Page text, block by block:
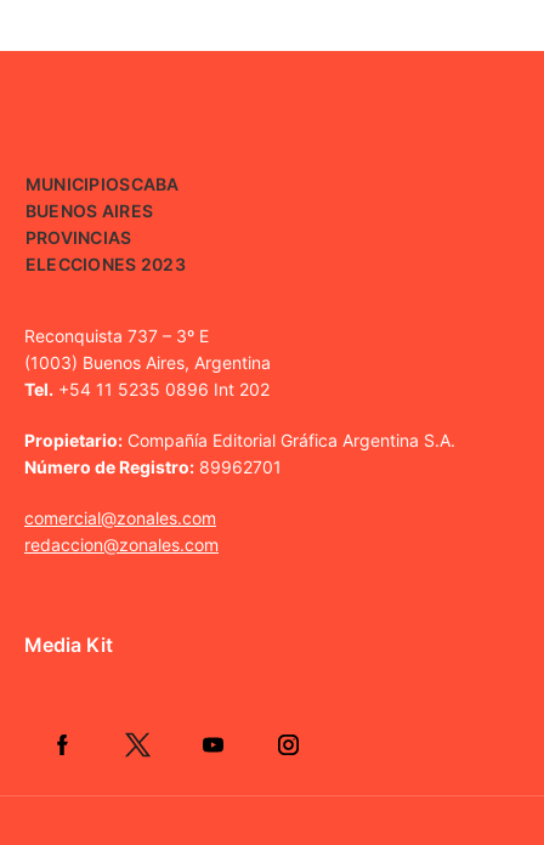
MUNICIPIOSCABA
BUENOS AIRES
PROVINCIAS
ELECCIONES 2023
Reconquista 737 – 3º E
(1003) Buenos Aires, Argentina
Tel. +54 11 5235 0896 Int 202
Propietario: Compañía Editorial Gráfica Argentina S.A.
Número de Registro: 89962701
comercial@zonales.com
redaccion@zonales.com
Media Kit